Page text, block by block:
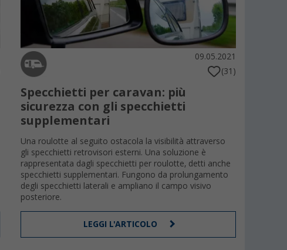
09.05.2021
(31)
Specchietti per caravan: più
sicurezza con gli specchietti
supplementari
Una roulotte al seguito ostacola la visibilità attraverso
gli specchietti retrovisori esterni. Una soluzione è
rappresentata dagli specchietti per roulotte, detti anche
specchietti supplementari. Fungono da prolungamento
degli specchietti laterali e ampliano il campo visivo
posteriore.
LEGGI L'ARTICOLO